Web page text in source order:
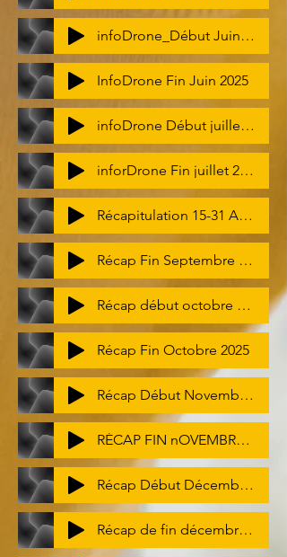
infoDrone_Début Juin 2025
InfoDrone Fin Juin 2025
infoDrone Début juillet 2025
inforDrone Fin juillet 2025
Récapitulation 15-31 Aoüt 2025
Récap Fin Septembre 2025 (1)
Récap début octobre 2025
Récap Fin Octobre 2025
Récap Début Novembre 2025
RÉCAP FIN nOVEMBRE 2025
Récap Début Décembre 2025
Récap de fin décembre 2025